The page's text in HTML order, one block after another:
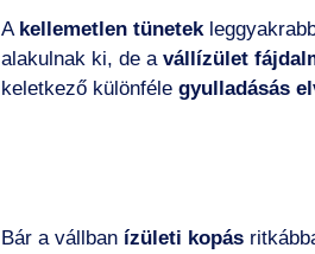
A kellemetlen tünetek
alakulnak ki, de a vállízület
keletkező különféle gyulladásás
Bár a vállban ízületi kopás